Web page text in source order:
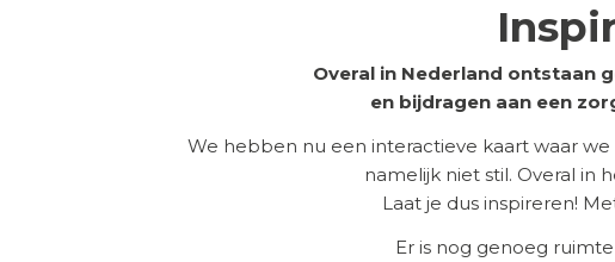
Overal in Nederland ontstaan
en bijdragen aan een
We hebben nu een interactieve kaart waar
namelijk niet stil. Overal in
Laat je dus inspireren!
Er is nog genoeg